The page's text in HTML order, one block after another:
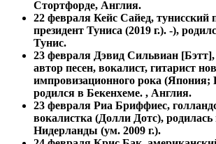
Стортфорде, Англия.
22 февраля Кейс Сайед, тунисский
президент Туниса (2019 г.). -),
Тунис.
23 февраля Дэвид Сильвиан
автор песен, вокалист, гитарист
импровизационного рока (Япония;
родился в Бекенхеме. , Англия.
23 февраля Риа Бриффиес,
вокалистка (Долли Дотс),
Нидерланды (ум. 2009 г.).